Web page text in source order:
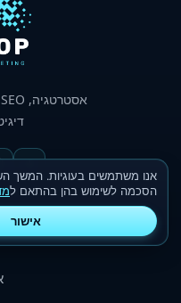
אסטרטגיה, SEO
אנו משתמשים בעוגיות. המשך
הסכמה לשימוש בהן בהתאם ל
אישור